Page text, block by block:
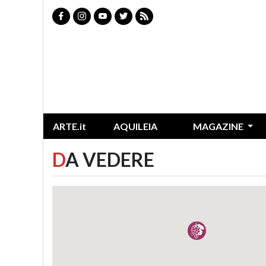
ARTE.it AQUILEIA MAGAZINE
DA VEDERE